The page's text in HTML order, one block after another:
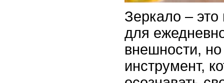
Зеркало – это
для
внешности,
инструмент,